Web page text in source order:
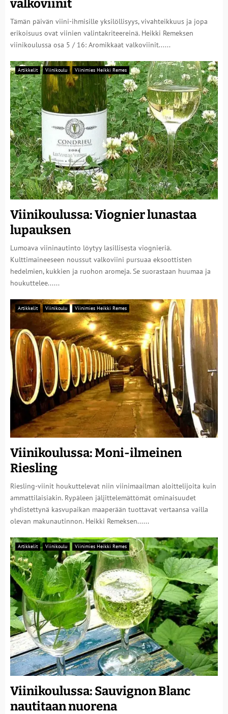
valkoviinit
Tämän päivän viini-ihmisille yksilöllisyys, vivahteikkuus ja jopa
erikoisuus ovat viinien valintakriteereinä. Heikki Remeksen
viinikoulussa osa 5 / 16: Aromikkaat valkoviinit......
Artikkelit Viinikoulu Viinimies Heikki Remes
Viinikoulussa: Viognier lunastaa
lupauksen
Lumoava viininautinto löytyy lasillisesta viognieriä.
Kulttimaineeseen noussut valkoviini pursuaa eksoottisten
hedelmien, kukkien ja ruohon aromeja. Se suorastaan huumaa ja
houkuttelee......
Artikkelit Viinikoulu Viinimies Heikki Remes
Viinikoulussa: Moni-ilmeinen
Riesling
Riesling-viinit houkuttelevat niin viinimaailman aloittelijoita kuin
ammattilaisiakin. Rypäleen jäljittelemättömät ominaisuudet
yhdistettynä kasvupaikan maaperään tuottavat vertaansa vailla
olevan makunautinnon. Heikki Remeksen......
Artikkelit Viinikoulu Viinimies Heikki Remes
Viinikoulussa: Sauvignon Blanc
nautitaan nuorena